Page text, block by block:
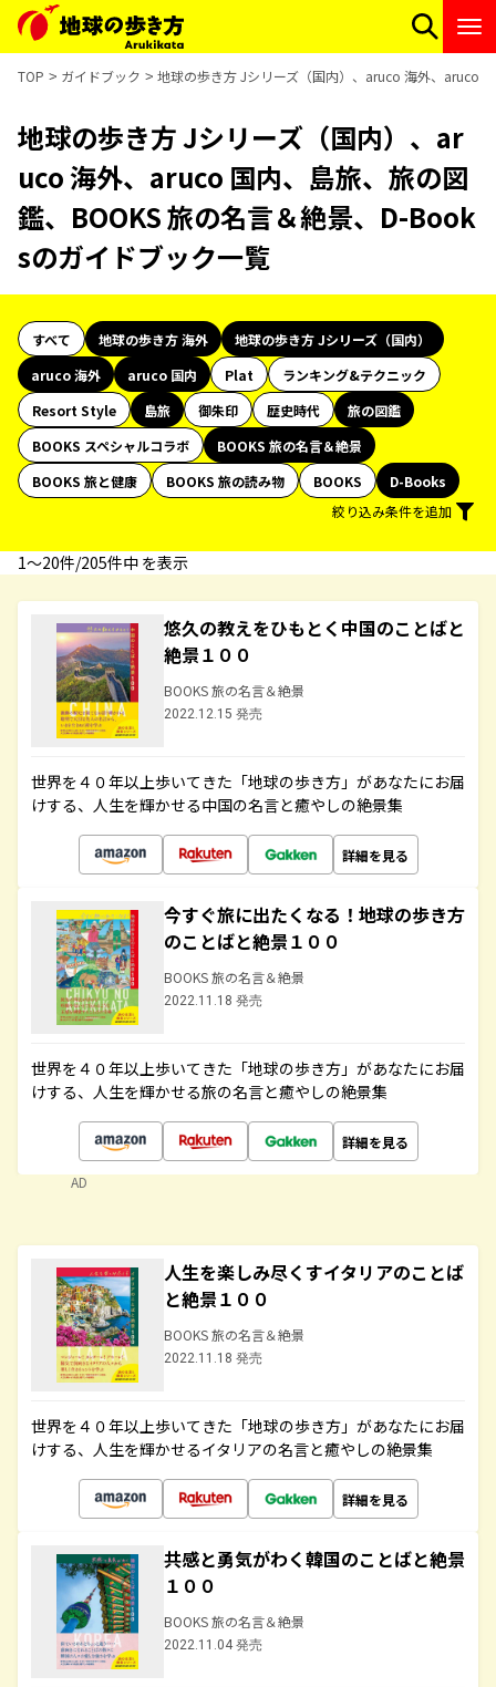
TOP ガイドブック 地球の歩き方 Jシリーズ（国内）、aruco 海外、aruco
地球の歩き方 Jシリーズ（国内）、ar
uco 海外、aruco 国内、島旅、旅の図
鑑、BOOKS 旅の名言＆絶景、D-Book
sのガイドブック一覧
すべて 地球の歩き方 海外
地球の歩き方 Jシリーズ（国内）
aruco 海外
aruco 国内 Plat
ランキング&テクニック
Resort Style
島旅 御朱印 歴史時代
旅の図鑑
BOOKS スペシャルコラボ
BOOKS 旅の名言＆絶景
BOOKS 旅と健康
BOOKS 旅の読み物 BOOKS
D-Books
絞り込み条件を追加
1〜20件/205件中 を表示
悠久の教えをひもとく中国のことばと
絶景１００
BOOKS 旅の名言＆絶景
2022.12.15 発売
世界を４０年以上歩いてきた「地球の歩き方」があなたにお届
けする、人生を輝かせる中国の名言と癒やしの絶景集
詳細を見る
今すぐ旅に出たくなる！地球の歩き方
のことばと絶景１００
BOOKS 旅の名言＆絶景
2022.11.18 発売
世界を４０年以上歩いてきた「地球の歩き方」があなたにお届
けする、人生を輝かせる旅の名言と癒やしの絶景集
詳細を見る
AD
人生を楽しみ尽くすイタリアのことば
と絶景１００
BOOKS 旅の名言＆絶景
2022.11.18 発売
世界を４０年以上歩いてきた「地球の歩き方」があなたにお届
けする、人生を輝かせるイタリアの名言と癒やしの絶景集
詳細を見る
共感と勇気がわく韓国のことばと絶景
１００
BOOKS 旅の名言＆絶景
2022.11.04 発売